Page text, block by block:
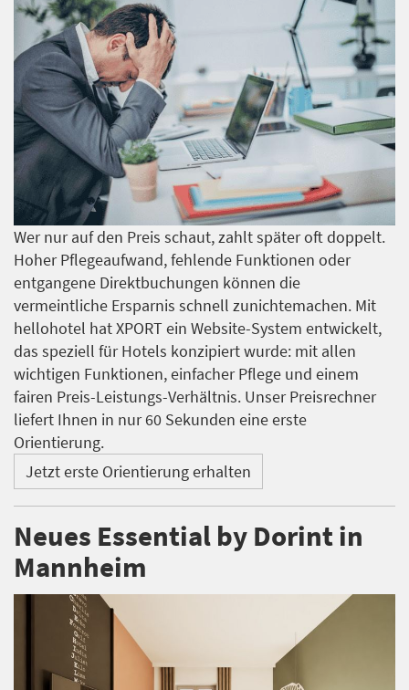
Wer nur auf den Preis schaut, zahlt später oft doppelt.
Hoher Pflegeaufwand, fehlende Funktionen oder
entgangene Direktbuchungen können die
vermeintliche Ersparnis schnell zunichtemachen. Mit
hellohotel hat XPORT ein Website-System entwickelt,
das speziell für Hotels konzipiert wurde: mit allen
wichtigen Funktionen, einfacher Pflege und einem
fairen Preis-Leistungs-Verhältnis. Unser Preisrechner
liefert Ihnen in nur 60 Sekunden eine erste
Orientierung.
Jetzt erste Orientierung erhalten
Neues Essential by Dorint in
Mannheim